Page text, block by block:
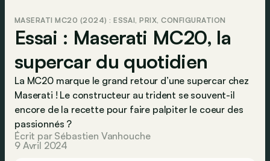
MASERATI MC20 (2024) : ESSAI, PRIX, CONFIGURATION
Essai : Maserati MC20, la
supercar du quotidien
La MC20 marque le grand retour d’une supercar chez
Maserati ! Le constructeur au trident se souvent-il
encore de la recette pour faire palpiter le coeur des
passionnés ?
Écrit par Sébastien Vanhouche
9 Avril 2024